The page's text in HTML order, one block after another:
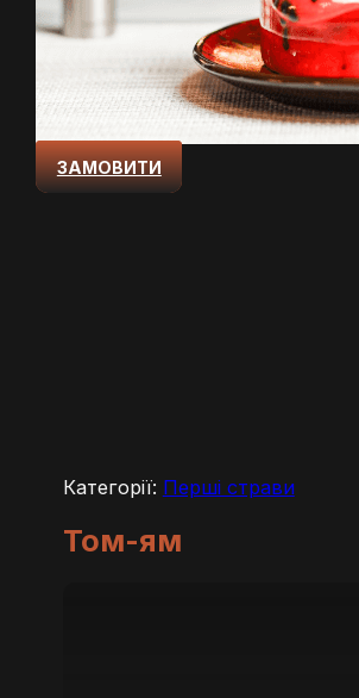
ЗАМОВИТИ
Категорії: Перші страви
Том-ям